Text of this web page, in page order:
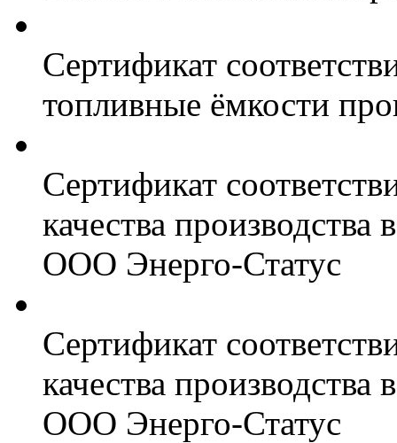
Сертификат
топливные ёмкости
Сертификат
качества
ООО Энерго-Статус
Сертификат
качества
ООО Энерго-Статус